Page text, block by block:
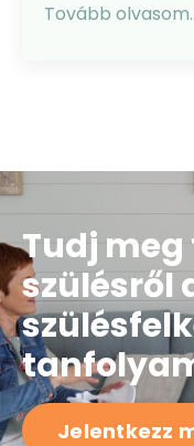
Tovább
Tudj
szülésről
Jelentkezz